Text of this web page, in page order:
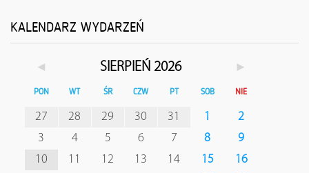
KALENDARZ WYDARZEŃ
◄ SIERPIEŃ 2026 ►
PON WT ŚR CZW PT SOB NIE
27 28 29 30 31 1
2
3
4 5 6 7 8
9
10
11 12 13 14 15
16